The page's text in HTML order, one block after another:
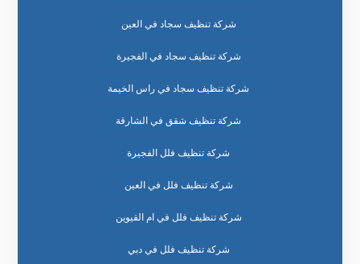
شركة تنظيف سجاد في العين
شركة تنظيف سجاد في الفجيرة
شركة تنظيف سجاد في راس الخيمة
شركة تنظيف شقق في الشارقة
شركة تنظيف فلل الفجيرة
شركة تنظيف فلل في العين
شركة تنظيف فلل في ام القيوين
شركة تنظيف فلل في دبي